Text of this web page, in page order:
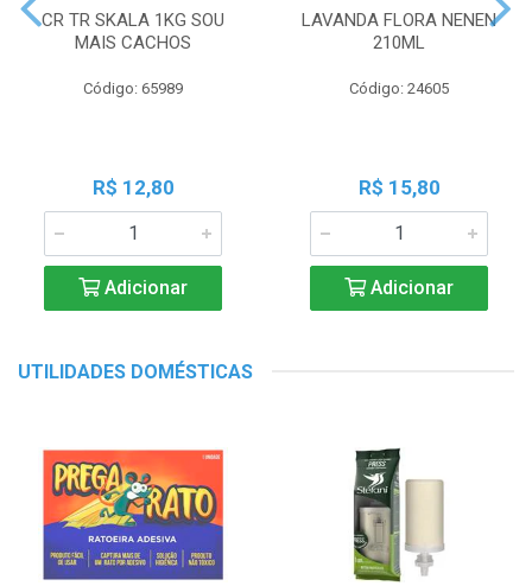
CR TR SKALA 1KG SOU
MAIS CACHOS
Código: 65989
R$ 12,80
Adicionar
LAVANDA FLORA NENEN
210ML
Código: 24605
R$ 15,80
Adicionar
UTILIDADES DOMÉSTICAS